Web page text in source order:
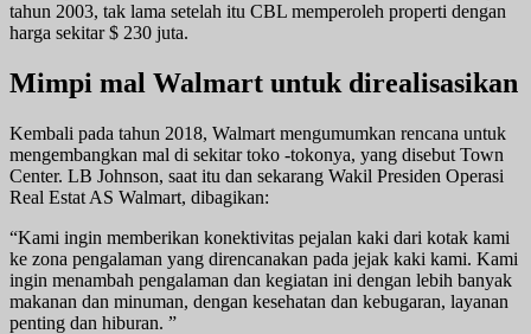
tahun 2003, tak lama setelah itu CBL memperoleh properti dengan
harga sekitar $ 230 juta.
Mimpi mal Walmart untuk direalisasikan
Kembali pada tahun 2018, Walmart mengumumkan rencana untuk
mengembangkan mal di sekitar toko -tokonya, yang disebut Town
Center. LB Johnson, saat itu dan sekarang Wakil Presiden Operasi
Real Estat AS Walmart, dibagikan:
“Kami ingin memberikan konektivitas pejalan kaki dari kotak kami
ke zona pengalaman yang direncanakan pada jejak kaki kami. Kami
ingin menambah pengalaman dan kegiatan ini dengan lebih banyak
makanan dan minuman, dengan kesehatan dan kebugaran, layanan
penting dan hiburan. ”